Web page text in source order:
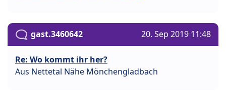
gast.3460642 20. Sep 2019 11:48
Re: Wo kommt ihr her?
Aus Nettetal Nähe Mönchengladbach